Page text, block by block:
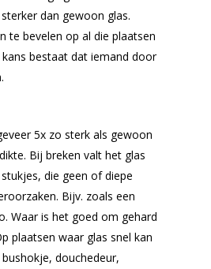
dan gewoon glas.
te bevelen op al die plaatsen
bestaat dat iemand door
5x zo sterk als gewoon
Bij breken valt het glas
die geen of diepe
Bijv. zoals een
Waar is het goed om gehard
plaatsen waar glas snel kan
douchedeur,